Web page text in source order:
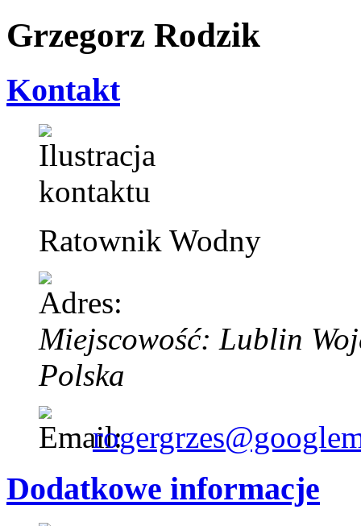
Grzegorz Rodzik
Kontakt
Ratownik Wodny
Miejscowość: Lublin
Polska
Dodatkowe informacje